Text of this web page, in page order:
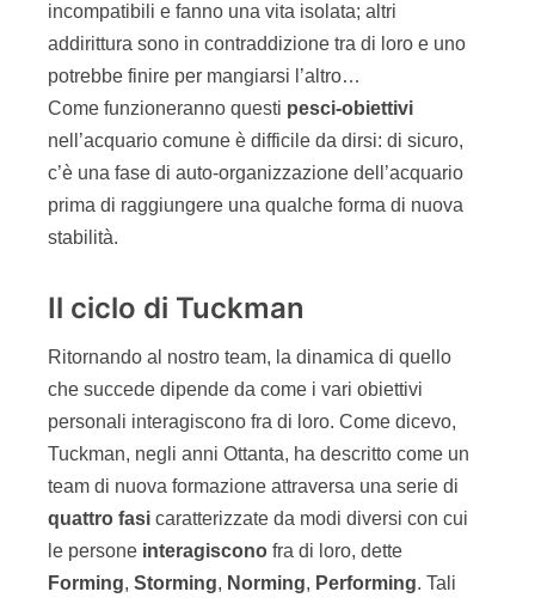
incompatibili e fanno una vita isolata; altri
addirittura sono in contraddizione tra di loro e uno
potrebbe finire per mangiarsi l’altro…
Come funzioneranno questi pesci-obiettivi
nell’acquario comune è difficile da dirsi: di sicuro,
c’è una fase di auto-organizzazione dell’acquario
prima di raggiungere una qualche forma di nuova
stabilità.
Il ciclo di Tuckman
Ritornando al nostro team, la dinamica di quello
che succede dipende da come i vari obiettivi
personali interagiscono fra di loro. Come dicevo,
Tuckman, negli anni Ottanta, ha descritto come un
team di nuova formazione attraversa una serie di
quattro fasi caratterizzate da modi diversi con cui
le persone interagiscono fra di loro, dette
Forming, Storming, Norming, Performing. Tali